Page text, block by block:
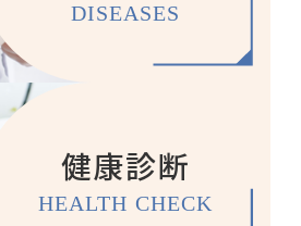
DISEASES
健康診断
HEALTH CHECK